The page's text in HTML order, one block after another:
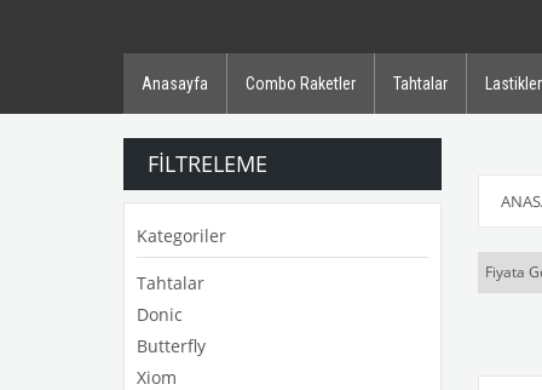
Anasayfa Combo Raketler Tahtalar Lastikler
FILTRELEME
Kategoriler
Tahtalar
Donic
Butterfly
Xiom
Fiyata